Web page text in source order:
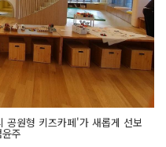
공원형 키즈카페'가 새롭게 선보
주